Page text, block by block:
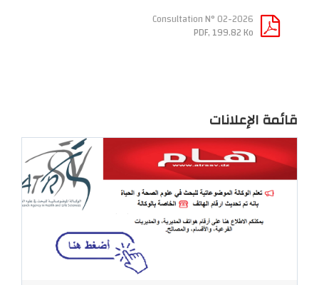
Consultation N° 02-2026
PDF, 199.82 Ko
قائمة الإعلانات